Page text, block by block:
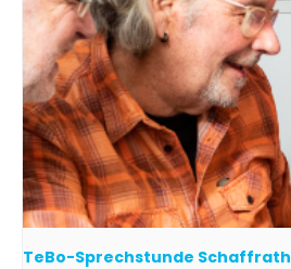
TeBo-Sprechstunde Schaffrath